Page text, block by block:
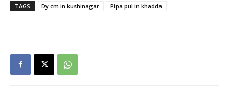
TAGS Dy cm in kushinagar Pipa pul in khadda